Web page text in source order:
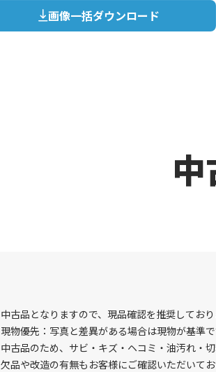
画像一括ダウンロード
中古品となりますので、現品確認を推奨しており
現物優先：写真と差異がある場合は現物が基準で
中古品のため、サビ・キズ・ヘコミ・油汚れ・切
欠品や改造の有無もお客様にご確認いただいてお